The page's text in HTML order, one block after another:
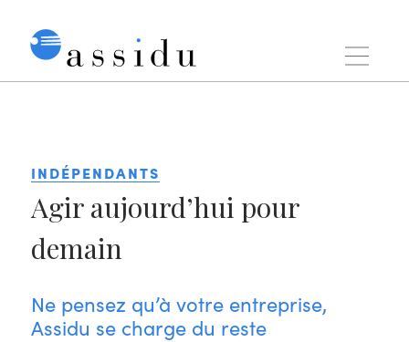
contenu
INDÉPENDANTS
Agir aujourd’hui pour
demain
Ne pensez qu’à votre entreprise,
Assidu se charge du reste